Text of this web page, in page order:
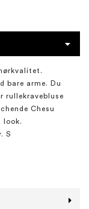
bare arme. Du
rullekravebluse
Chesu
look.
S